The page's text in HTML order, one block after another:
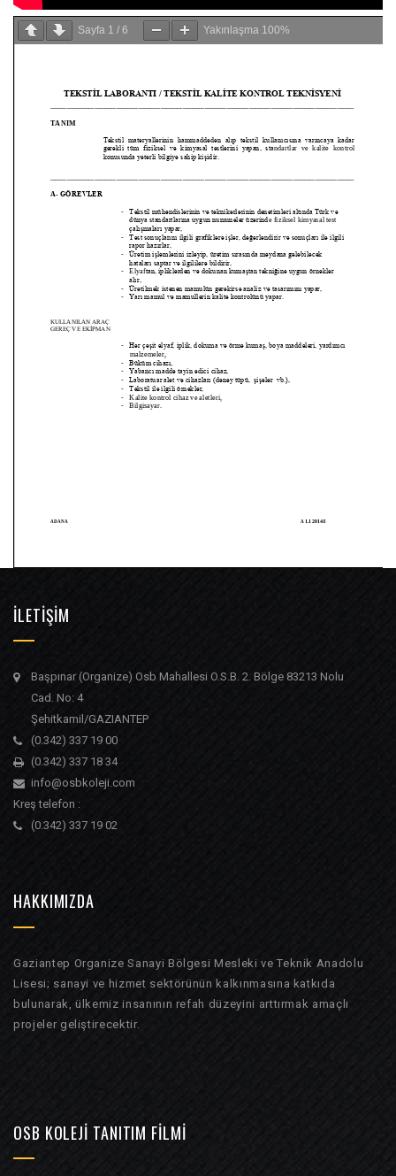
Sayfa 1 / 6 Yakınlaşma 100%
İLETİŞİM
Başpınar (Organize) Osb Mahallesi O.S.B. 2. Bölge 83213 Nolu
Cad. No: 4
Şehitkamil/GAZIANTEP
(0.342) 337 19 00
(0.342) 337 18 34
info@osbkoleji.com
Kreş telefon :
(0.342) 337 19 02
HAKKIMIZDA
Gaziantep Organize Sanayi Bölgesi Mesleki ve Teknik Anadolu
Lisesi; sanayi ve hizmet sektörünün kalkınmasına katkıda
bulunarak, ülkemiz insanının refah düzeyini arttırmak amaçlı
projeler geliştirecektir.
OSB KOLEJI TANITIM FILMI